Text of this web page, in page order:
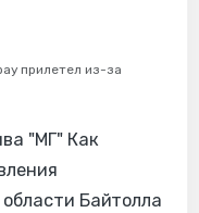
прилетел из-за
"МГ" Как
Байтолла